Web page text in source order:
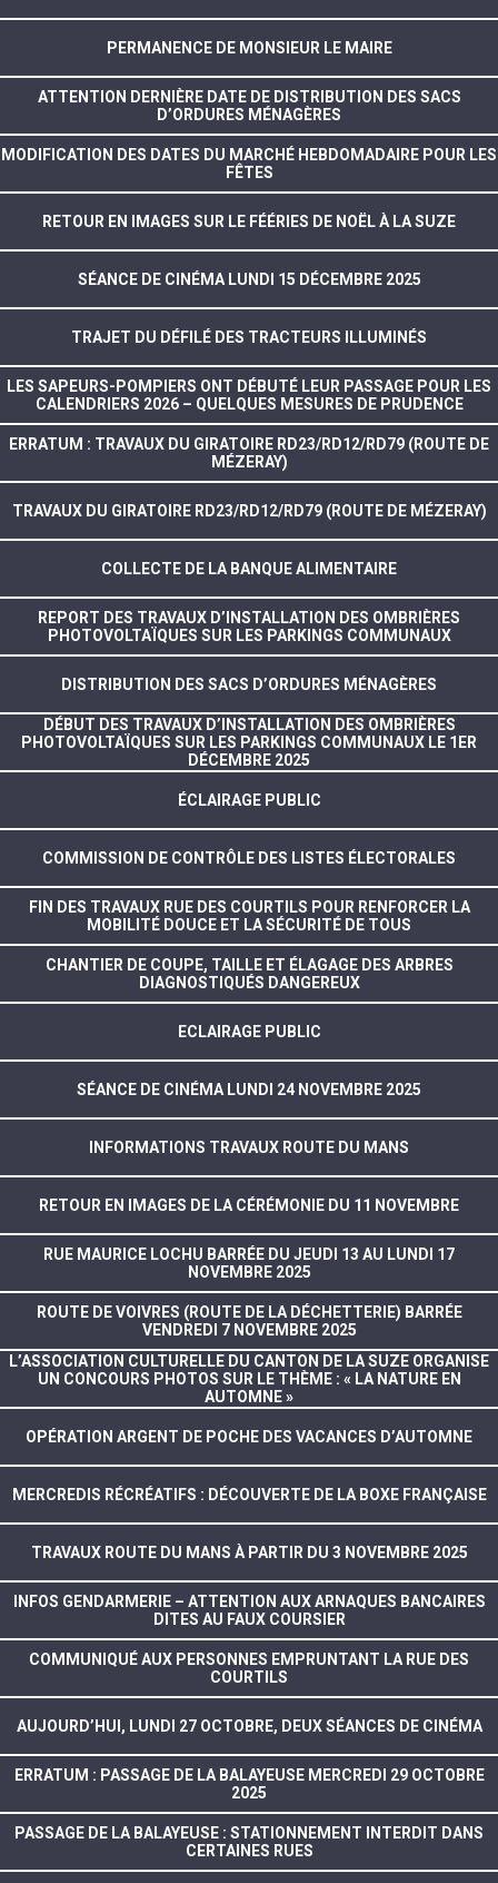
PERMANENCE DE MONSIEUR LE MAIRE
ATTENTION DERNIÈRE DATE DE DISTRIBUTION DES SACS
D’ORDURES MÉNAGÈRES
MODIFICATION DES DATES DU MARCHÉ HEBDOMADAIRE POUR LES
FÊTES
RETOUR EN IMAGES SUR LE FÉÉRIES DE NOËL À LA SUZE
SÉANCE DE CINÉMA LUNDI 15 DÉCEMBRE 2025
TRAJET DU DÉFILÉ DES TRACTEURS ILLUMINÉS
LES SAPEURS-POMPIERS ONT DÉBUTÉ LEUR PASSAGE POUR LES
CALENDRIERS 2026 – QUELQUES MESURES DE PRUDENCE
ERRATUM : TRAVAUX DU GIRATOIRE RD23/RD12/RD79 (ROUTE DE
MÉZERAY)
TRAVAUX DU GIRATOIRE RD23/RD12/RD79 (ROUTE DE MÉZERAY)
COLLECTE DE LA BANQUE ALIMENTAIRE
REPORT DES TRAVAUX D’INSTALLATION DES OMBRIÈRES
PHOTOVOLTAÏQUES SUR LES PARKINGS COMMUNAUX
DISTRIBUTION DES SACS D’ORDURES MÉNAGÈRES
DÉBUT DES TRAVAUX D’INSTALLATION DES OMBRIÈRES
PHOTOVOLTAÏQUES SUR LES PARKINGS COMMUNAUX LE 1ER
DÉCEMBRE 2025
ÉCLAIRAGE PUBLIC
COMMISSION DE CONTRÔLE DES LISTES ÉLECTORALES
FIN DES TRAVAUX RUE DES COURTILS POUR RENFORCER LA
MOBILITÉ DOUCE ET LA SÉCURITÉ DE TOUS
CHANTIER DE COUPE, TAILLE ET ÉLAGAGE DES ARBRES
DIAGNOSTIQUÉS DANGEREUX
ECLAIRAGE PUBLIC
SÉANCE DE CINÉMA LUNDI 24 NOVEMBRE 2025
INFORMATIONS TRAVAUX ROUTE DU MANS
RETOUR EN IMAGES DE LA CÉRÉMONIE DU 11 NOVEMBRE
RUE MAURICE LOCHU BARRÉE DU JEUDI 13 AU LUNDI 17
NOVEMBRE 2025
ROUTE DE VOIVRES (ROUTE DE LA DÉCHETTERIE) BARRÉE
VENDREDI 7 NOVEMBRE 2025
L’ASSOCIATION CULTURELLE DU CANTON DE LA SUZE ORGANISE
UN CONCOURS PHOTOS SUR LE THÈME : « LA NATURE EN
AUTOMNE »
OPÉRATION ARGENT DE POCHE DES VACANCES D’AUTOMNE
MERCREDIS RÉCRÉATIFS : DÉCOUVERTE DE LA BOXE FRANÇAISE
TRAVAUX ROUTE DU MANS À PARTIR DU 3 NOVEMBRE 2025
INFOS GENDARMERIE – ATTENTION AUX ARNAQUES BANCAIRES
DITES AU FAUX COURSIER
COMMUNIQUÉ AUX PERSONNES EMPRUNTANT LA RUE DES
COURTILS
AUJOURD’HUI, LUNDI 27 OCTOBRE, DEUX SÉANCES DE CINÉMA
ERRATUM : PASSAGE DE LA BALAYEUSE MERCREDI 29 OCTOBRE
2025
PASSAGE DE LA BALAYEUSE : STATIONNEMENT INTERDIT DANS
CERTAINES RUES